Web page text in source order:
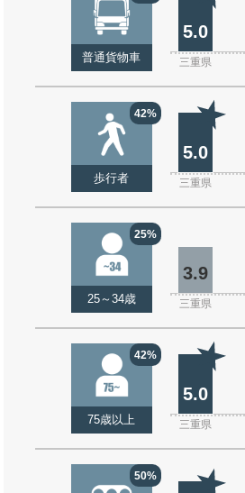
普通貨物車
5.0
三重県
42%
歩行者
5.0
三重県
25%
25～34歳
3.9
三重県
42%
75歳以上
5.0
三重県
50%